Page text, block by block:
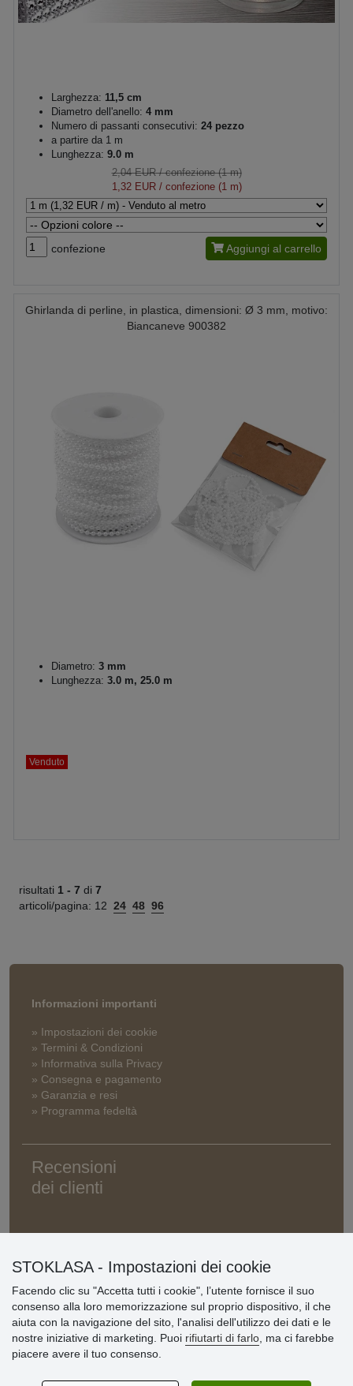
Larghezza: 11,5 cm
Diametro dell'anello: 4 mm
Numero di passanti consecutivi: 24 pezzo
a partire da 1 m
Lunghezza: 9.0 m
2,04 EUR/ confezione (1 m)
1,32 EUR/ confezione (1 m)
confezione Aggiungi al carrello
Ghirlanda di perline, in plastica, dimensioni: Ø 3 mm, motivo:
Biancaneve 900382
Diametro: 3 mm
Lunghezza: 3.0 m, 25.0 m
Venduto
risultati 1 - 7 di 7
articoli/pagina: 12 24 48 96
Informazioni importanti
» Impostazioni dei cookie
» Termini & Condizioni
» Informativa sulla Privacy
» Consegna e pagamento
» Garanzia e resi
» Programma fedeltà
Recensioni
dei clienti
STOKLASA - Impostazioni dei cookie
Facendo clic su "Accetta tutti i cookie", l’utente fornisce il suo
consenso alla loro memorizzazione sul proprio dispositivo, il che
aiuta con la navigazione del sito, l'analisi dell'utilizzo dei dati e le
nostre iniziative di marketing. Puoi rifiutarti di farlo , ma ci farebbe
piacere avere il tuo consenso.